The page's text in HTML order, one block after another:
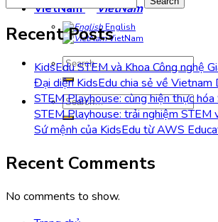
VietNam
English
VietNam
Search
for:
Search
for:
Recent Posts
KidsEdu STEM và Khoa Công nghệ
Đại diện KidsEdu chia sẻ về
STEM Playhouse: cùng hiện thực
STEM Playhouse: trải nghiệm STEM
Sứ mệnh của KidsEdu từ AWS
Recent Comments
No comments to show.